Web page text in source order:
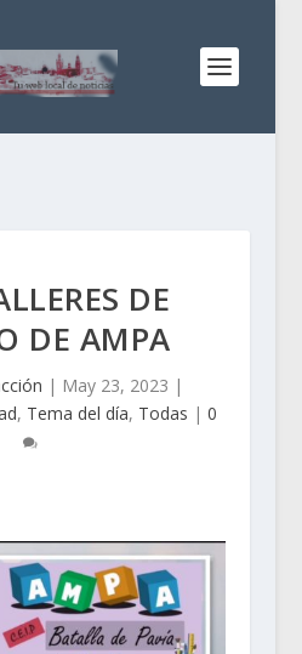
DE
DE AMPA
| May 23, 2023 |
, Tema del día, Todas |0